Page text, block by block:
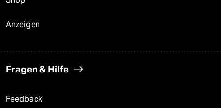
Anzeigen
Fragen & Hilfe
Feedback